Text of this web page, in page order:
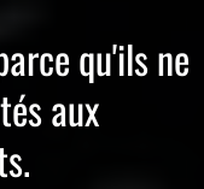
qu'ils ne
aux